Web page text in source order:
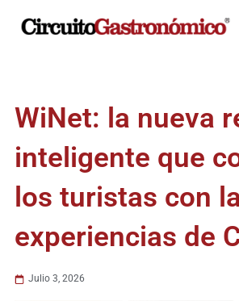
WiNet: la nueva
inteligente que
los turistas con
experiencias de
Julio 3, 2026